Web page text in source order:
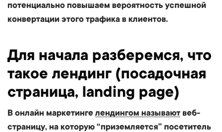
потенциально повышаем вероятность успешной
конвертации этого трафика в клиентов.
Для начала разберемся, что
такое лендинг (посадочная
страница, landing page)
В онлайн маркетинге лендингом называют веб-
страницу, на которую “приземляется” посетитель